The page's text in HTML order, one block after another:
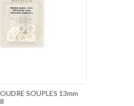
SOUPLES 13mm